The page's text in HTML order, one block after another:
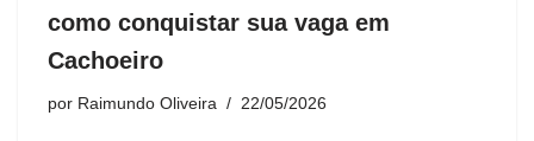
como conquistar sua vaga em
Cachoeiro
por Raimundo Oliveira 22/05/2026